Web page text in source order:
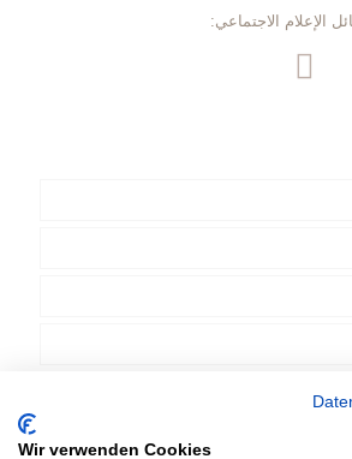
الإعلام الاجتماعي:
Wir verwenden Cookies